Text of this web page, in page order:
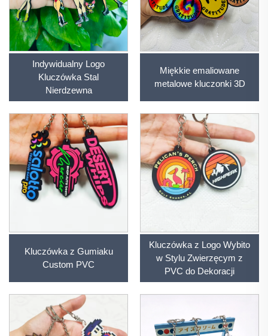
Indywidualny Logo
Kluczówka Stal
Nierdzewna
Miękkie emaliowane
metalowe kluczonki 3D
Kluczówka z Gumiaku
Custom PVC
Kluczówka z Logo Wybito
w Stylu Zwierzęcym z
PVC do Dekoracji